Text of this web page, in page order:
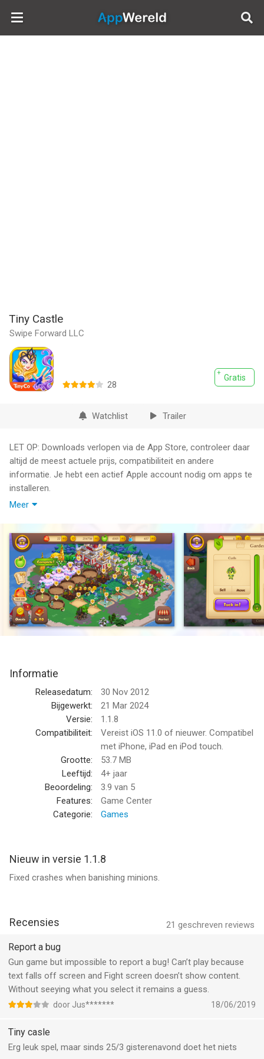
AppWereld
Tiny Castle
Swipe Forward LLC
Gratis
28
Watchlist Trailer
LET OP: Downloads verlopen via de App Store, controleer daar
altijd de meest actuele prijs, compatibiliteit en andere
informatie. Je hebt een actief Apple account nodig om apps te
installeren.
In Tiny Castle, save your family's ancient castle from the Evil
Queen! Feed and raise magical creatures to defeat the Evil
Queen who stole your family's castle many years ago. Push
back her enchanting spell, build your kingdom and explore the
mysterious islands!
Do you have what it takes? Join millions of players in Tiny
5 stars! “Engaging story with heartwarming characters”
5 stars! “Great production values, very fun gameplay!”
LOTS OF FUN, COOL FEATURES:
- Collect ALL the Magical Creatures and see them GROW from
Babies to Adults
- Unlock new types of magic to SUMMON rare Hybrid creatures
- UNCOVER an ever-expanding world with constant new
exciting quests, creatures, and minions
- Upgrade your majestic CASTLE, construct new buildings and
- Explore the mysterious realm surrounding your Kingdom
Tiny Castle is the BEST castle game. It is a FREE Social Game
for your iPhone, iPad or iPod Touch!
Optimized to look AMAZING on the iPhone 5 and iPad
Download Tiny Castle™ now for FREE!
Meer
Informatie
Releasedatum:
30 Nov 2012
Bijgewerkt:
21 Mar 2024
Versie:
1.1.8
Compatibiliteit:
Vereist iOS 11.0 of nieuwer. Compatibel
met iPhone, iPad en iPod touch.
Grootte:
53.7 MB
Leeftijd:
4+ jaar
Beoordeling:
3.9 van 5
Features:
Game Center
Categorie:
Games
Nieuw in versie 1.1.8
Fixed crashes when banishing minions.
21 geschreven reviews
Recensies
Report a bug
Gun game but impossible to report a bug! Can’t play because
text falls off screen and Fight screen doesn’t show content.
Without seeying what you select it remains a guess.
door Jus******* 18/06/2019
Tiny casle
Erg leuk spel, maar sinds 25/3 gisterenavond doet het niets